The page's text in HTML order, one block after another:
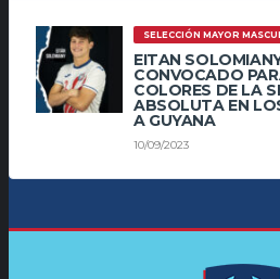
SELECCIÓN MAYOR
EITAN
CONVOCADO
COLORES DE LA
ABSOLUTA EN
A GUYANA
10/09/2023